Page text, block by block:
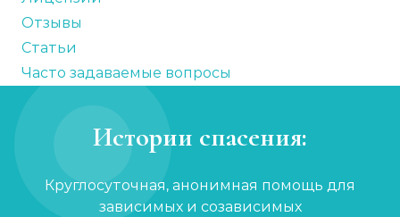
Отзывы
Статьи
Часто задаваемые вопросы
Истории спасения:
Круглосуточная, анонимная помощь для
зависимых и созависимых